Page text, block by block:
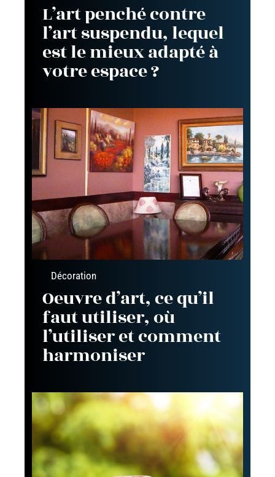
L’art penché contre
l’art suspendu, lequel
est le mieux adapté à
votre espace ?
Décoration
Oeuvre d’art, ce qu’il
faut utiliser, où
l’utiliser et comment
harmoniser